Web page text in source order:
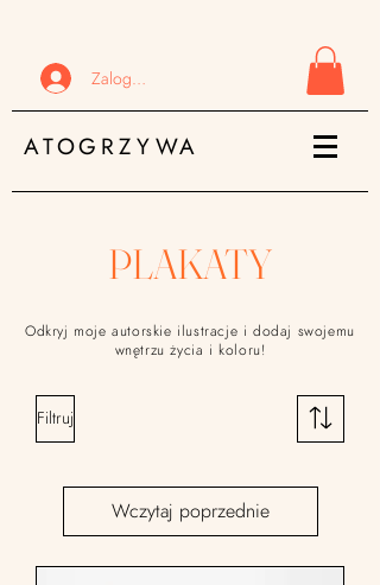
Zaloguj się
ATOGRZYWA
PLAKATY
Odkryj moje autorskie ilustracje i dodaj swojemu
wnętrzu życia i koloru!
Filtruj
Wczytaj poprzednie